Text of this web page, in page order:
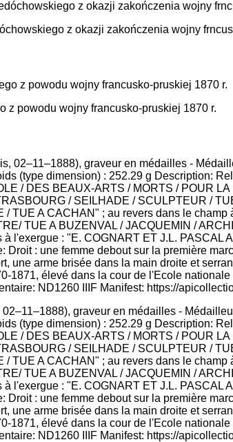
z okazji zakończenia wojny
z powodu wojny francusko-pruskiej 1870 r.
graveur en médailles -
(type dimension) : 252.29 g Description:
/ DES BEAUX-ARTS / MORTS / POUR
/ SEILHADE / SCULPTEUR /
TUE A CACHAN" ; au revers dans le
TUE A BUZENVAL / JACQUEMIN /
l'exergue : "E. COGNART ET J.L.
: une femme debout sur la première
une arme brisée dans la main droite et
1871, élevé dans la cour de l'Ecole
ND1260 IIIF Manifest: https://